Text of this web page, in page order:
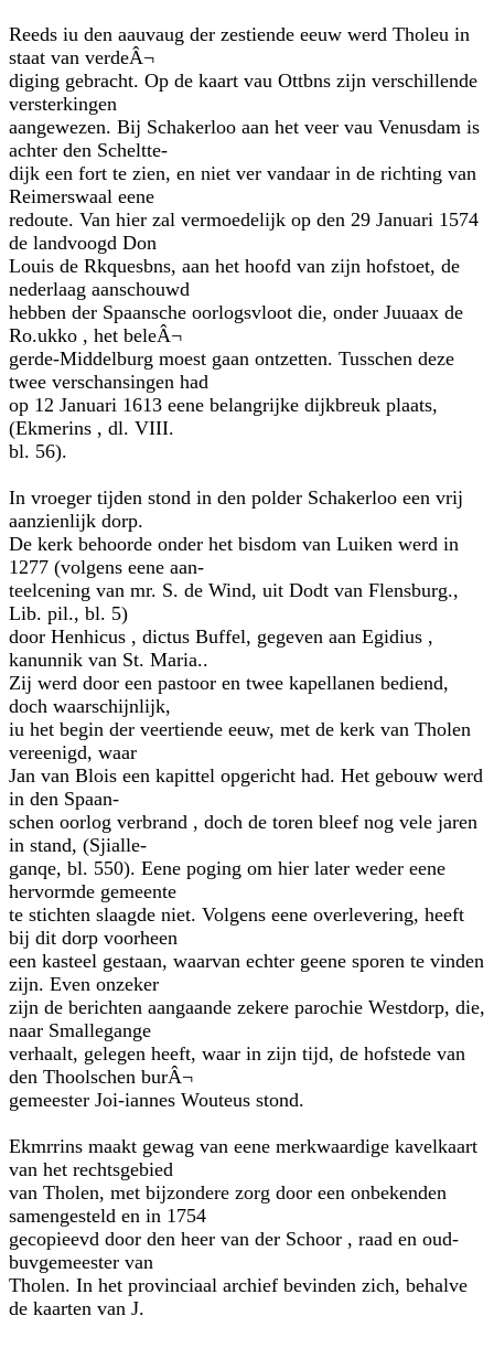
Reeds iu den aauvaug der zestiende eeuw werd Tholeu in
staat van verdeÂ¬
diging gebracht. Op de kaart vau Ottbns zijn verschillende
versterkingen
aangewezen. Bij Schakerloo aan het veer vau Venusdam is
achter den Scheltte-
dijk een fort te zien, en niet ver vandaar in de richting van
Reimerswaal eene
redoute. Van hier zal vermoedelijk op den 29 Januari 1574
de landvoogd Don
Louis de Rkquesbns, aan het hoofd van zijn hofstoet, de
nederlaag aanschouwd
hebben der Spaansche oorlogsvloot die, onder Juuaax de
Ro.ukko , het beleÂ¬
gerde-Middelburg moest gaan ontzetten. Tusschen deze
twee verschansingen had
op 12 Januari 1613 eene belangrijke dijkbreuk plaats,
(Ekmerins , dl. VIII.
bl. 56).
In vroeger tijden stond in den polder Schakerloo een vrij
aanzienlijk dorp.
De kerk behoorde onder het bisdom van Luiken werd in
1277 (volgens eene aan-
teelcening van mr. S. de Wind, uit Dodt van Flensburg.,
Lib. pil., bl. 5)
door Henhicus , dictus Buffel, gegeven aan Egidius ,
kanunnik van St. Maria..
Zij werd door een pastoor en twee kapellanen bediend,
doch waarschijnlijk,
iu het begin der veertiende eeuw, met de kerk van Tholen
vereenigd, waar
Jan van Blois een kapittel opgericht had. Het gebouw werd
in den Spaan-
schen oorlog verbrand , doch de toren bleef nog vele jaren
in stand, (Sjialle-
ganqe, bl. 550). Eene poging om hier later weder eene
hervormde gemeente
te stichten slaagde niet. Volgens eene overlevering, heeft
bij dit dorp voorheen
een kasteel gestaan, waarvan echter geene sporen te vinden
zijn. Even onzeker
zijn de berichten aangaande zekere parochie Westdorp, die,
naar Smallegange
verhaalt, gelegen heeft, waar in zijn tijd, de hofstede van
den Thoolschen burÂ¬
gemeester Joi-iannes Wouteus stond.
Ekmrrins maakt gewag van eene merkwaardige kavelkaart
van het rechtsgebied
van Tholen, met bijzondere zorg door een onbekenden
samengesteld en in 1754
gecopieevd door den heer van der Schoor , raad en oud-
buvgemeester van
Tholen. In het provinciaal archief bevinden zich, behalve
de kaarten van J.